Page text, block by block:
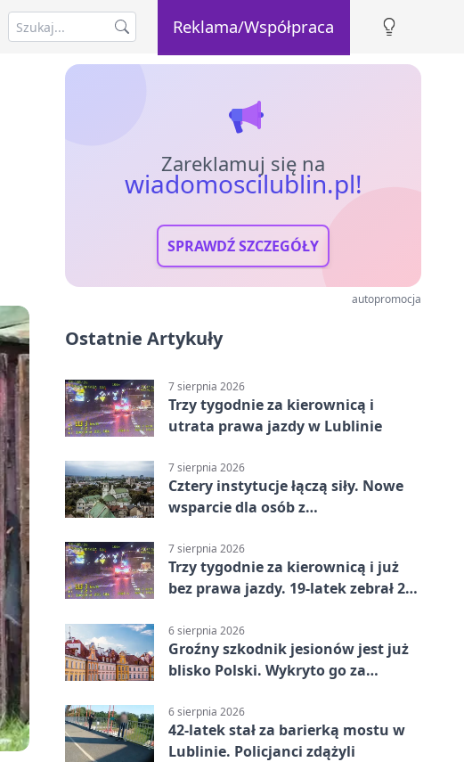
Reklama/Współpraca
Zareklamuj się na
wiadomoscilublin.pl!
SPRAWDŹ SZCZEGÓŁY
autopromocja
Ostatnie Artykuły
7 sierpnia 2026
Trzy tygodnie za kierownicą i
utrata prawa jazdy w Lublinie
7 sierpnia 2026
Cztery instytucje łączą siły. Nowe
wsparcie dla osób z
7 sierpnia 2026
Trzy tygodnie za kierownicą i już
bez prawa jazdy. 19-latek zebrał 23
6 sierpnia 2026
Groźny szkodnik jesionów jest już
blisko Polski. Wykryto go za
6 sierpnia 2026
42-latek stał za barierką mostu w
Lublinie. Policjanci zdążyli